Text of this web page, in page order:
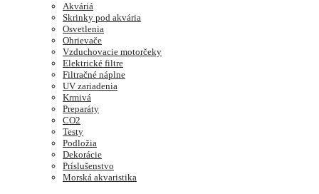
Akváriá
Skrinky pod akvária
Osvetlenia
Ohrievače
Vzduchovacie motorčeky
Elektrické filtre
Filtračné náplne
UV zariadenia
Krmivá
Preparáty
CO2
Testy
Podložia
Dekorácie
Príslušenstvo
Morská akvaristika